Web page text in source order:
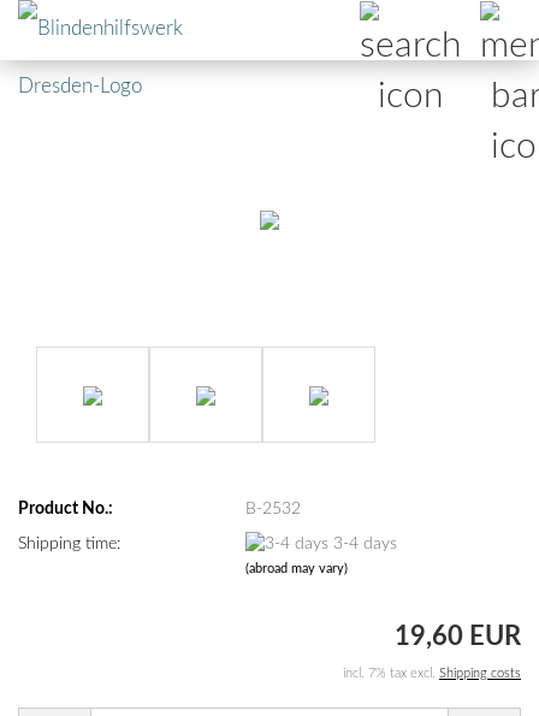
Product No.: B-2532
Shipping time: 3-4 days
(abroad may vary)
19,60 EUR
incl. 7% tax excl. Shipping costs